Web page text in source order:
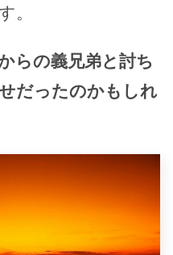
。
らの義兄弟と討ち
だったのかもしれ